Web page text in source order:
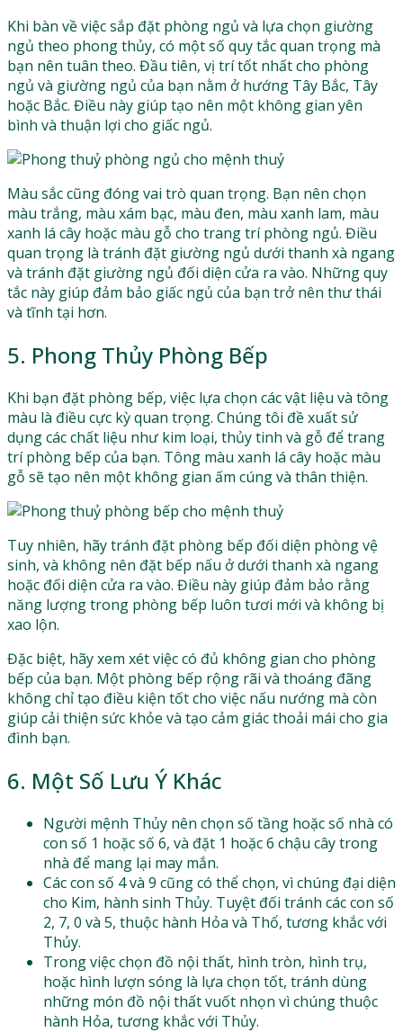
Khi bàn về việc sắp đặt phòng ngủ và lựa chọn giường
ngủ theo phong thủy, có một số quy tắc quan trọng mà
bạn nên tuân theo. Đầu tiên, vị trí tốt nhất cho phòng
ngủ và giường ngủ của bạn nằm ở hướng Tây Bắc, Tây
hoặc Bắc. Điều này giúp tạo nên một không gian yên
bình và thuận lợi cho giấc ngủ.
Màu sắc cũng đóng vai trò quan trọng. Bạn nên chọn
màu trắng, màu xám bạc, màu đen, màu xanh lam, màu
xanh lá cây hoặc màu gỗ cho trang trí phòng ngủ. Điều
quan trọng là tránh đặt giường ngủ dưới thanh xà ngang
và tránh đặt giường ngủ đối diện cửa ra vào. Những quy
tắc này giúp đảm bảo giấc ngủ của bạn trở nên thư thái
và tĩnh tại hơn.
5. Phong Thủy Phòng Bếp
Khi bạn đặt phòng bếp, việc lựa chọn các vật liệu và tông
màu là điều cực kỳ quan trọng. Chúng tôi đề xuất sử
dụng các chất liệu như kim loại, thủy tinh và gỗ để trang
trí phòng bếp của bạn. Tông màu xanh lá cây hoặc màu
gỗ sẽ tạo nên một không gian ấm cúng và thân thiện.
Tuy nhiên, hãy tránh đặt phòng bếp đối diện phòng vệ
sinh, và không nên đặt bếp nấu ở dưới thanh xà ngang
hoặc đối diện cửa ra vào. Điều này giúp đảm bảo rằng
năng lượng trong phòng bếp luôn tươi mới và không bị
xao lộn.
Đặc biệt, hãy xem xét việc có đủ không gian cho phòng
bếp của bạn. Một phòng bếp rộng rãi và thoáng đãng
không chỉ tạo điều kiện tốt cho việc nấu nướng mà còn
giúp cải thiện sức khỏe và tạo cảm giác thoải mái cho gia
đình bạn.
6. Một Số Lưu Ý Khác
Người mệnh Thủy nên chọn số tầng hoặc số nhà có
con số 1 hoặc số 6, và đặt 1 hoặc 6 chậu cây trong
nhà để mang lại may mắn.
Các con số 4 và 9 cũng có thể chọn, vì chúng đại diện
cho Kim, hành sinh Thủy. Tuyệt đối tránh các con số
2, 7, 0 và 5, thuộc hành Hỏa và Thổ, tương khắc với
Thủy.
Trong việc chọn đồ nội thất, hình tròn, hình trụ,
hoặc hình lượn sóng là lựa chọn tốt, tránh dùng
những món đồ nội thất vuốt nhọn vì chúng thuộc
hành Hỏa, tương khắc với Thủy.